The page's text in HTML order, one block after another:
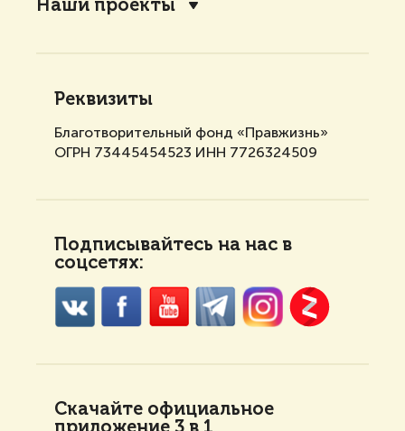
Наши проекты
Реквизиты
Благотворительный фонд «Правжизнь»
ОГРН 73445454523 ИНН 7726324509
Подписывайтесь на нас в
соцсетях:
Скачайте официальное